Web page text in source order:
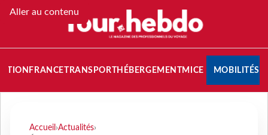
Aller au contenu
FRANCETRANSPORT HÉBERGEMENTMICE MOBILITÉS
Accueil ›Actualités›